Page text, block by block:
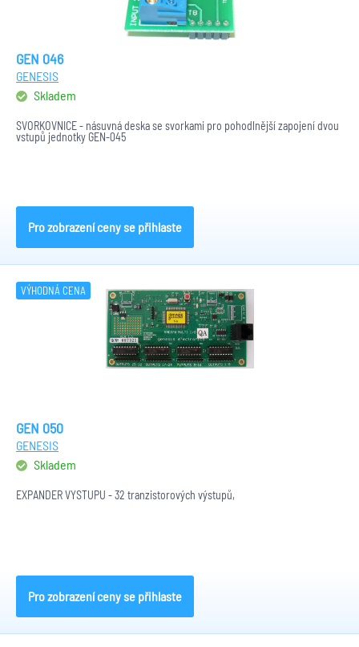
GEN 046
GENESIS
Skladem
SVORKOVNICE - násuvná deska se svorkami pro pohodlnější zapojení dvou
vstupů jednotky GEN-045
Pro zobrazení ceny se přihlaste
VÝHODNÁ CENA
GEN 050
GENESIS
Skladem
EXPANDÉR VÝSTUPŮ - 32 tranzistorových výstupů,
Pro zobrazení ceny se přihlaste